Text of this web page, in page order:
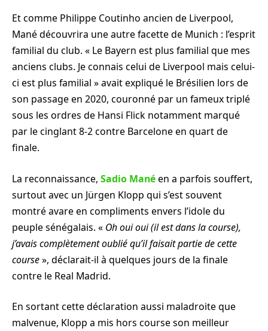
Et comme Philippe Coutinho ancien de Liverpool,
Mané découvrira une autre facette de Munich : l’esprit
familial du club. « Le Bayern est plus familial que mes
anciens clubs. Je connais celui de Liverpool mais celui-
ci est plus familial » avait expliqué le Brésilien lors de
son passage en 2020, couronné par un fameux triplé
sous les ordres de Hansi Flick notamment marqué
par le cinglant 8-2 contre Barcelone en quart de
finale.
La reconnaissance, Sadio Manéen a parfois souffert,
surtout avec un Jürgen Klopp qui s’est souvent
montré avare en compliments envers l’idole du
peuple sénégalais. « Oh oui oui (il est dans la course),
j’avais complètement oublié qu’il faisait partie de cette
course», déclarait-il à quelques jours de la finale
contre le Real Madrid.
En sortant cette déclaration aussi maladroite que
malvenue, Klopp a mis hors course son meilleur